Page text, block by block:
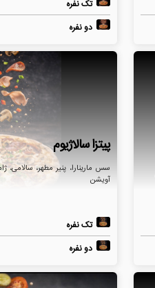
تک نفره
دو نفره
پیتزا سالاژیوم
آویشن
تک نفره
دو نفره